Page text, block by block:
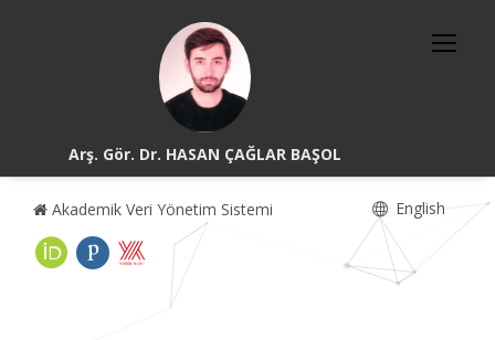
Arş. Gör. Dr. HASAN ÇAĞLAR BAŞOL
Akademik Veri Yönetim Sistemi English